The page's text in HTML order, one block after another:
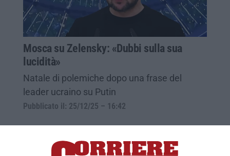
Mosca su Zelensky: «Dubbi sulla sua
lucidità»
Natale di polemiche dopo una frase del
leader ucraino su Putin
Pubblicato il: 25/12/25 – 16:42